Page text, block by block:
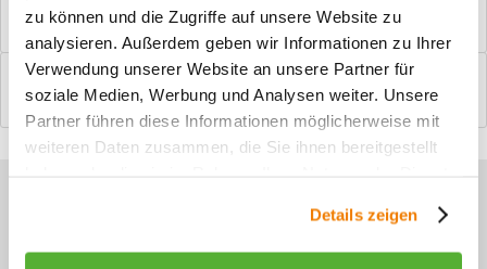
zu können und die Zugriffe auf unsere Website zu
analysieren. Außerdem geben wir Informationen zu Ihrer
Verwendung unserer Website an unsere Partner für
soziale Medien, Werbung und Analysen weiter. Unsere
Partner führen diese Informationen möglicherweise mit
weiteren Daten zusammen, die Sie ihnen bereitgestellt
Details zeigen
Windfangelemente online am Bildschirm konfigurieren und
einbaufertig bestellen. In wenigen...
Bewertungen
0
Bewertungen lesen, schreiben und diskutieren...mehr
Sie haben Fragen zu unseren